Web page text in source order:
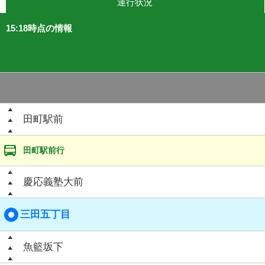
運行状況
15:18時点の情報
田町駅前
田町駅前行
慶応義塾大前
三田五丁目
魚籃坂下